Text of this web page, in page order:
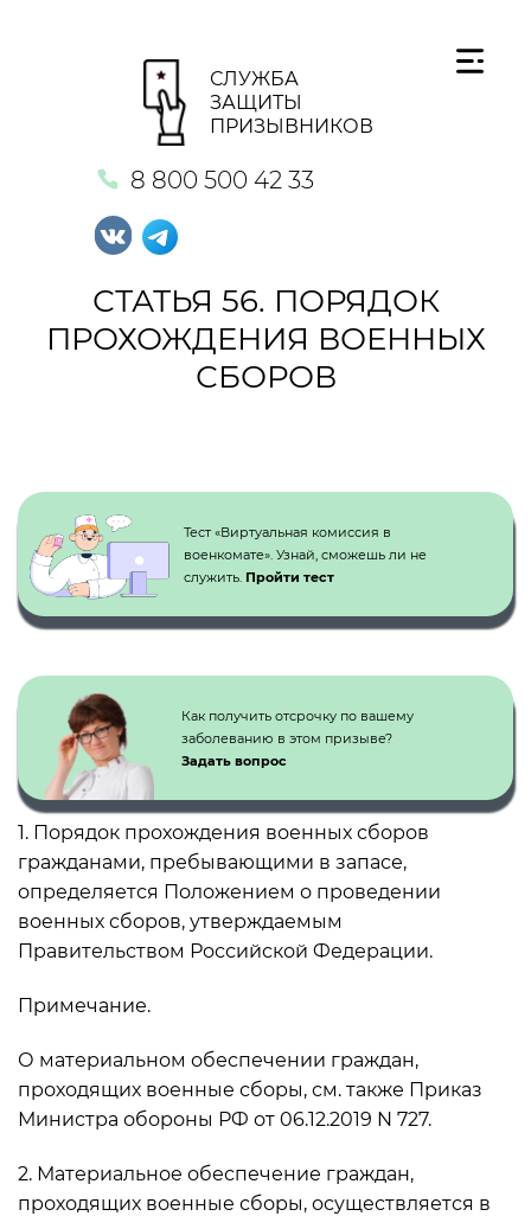
СЛУЖБА
ЗАЩИТЫ
ПРИЗЫВНИКОВ
8 800 500 42 33
СТАТЬЯ 56. ПОРЯДОК
ПРОХОЖДЕНИЯ ВОЕННЫХ
СБОРОВ
Тест «Виртуальная комиссия в
военкомате». Узнай, сможешь ли не
служить. Пройти тест
Как получить отсрочку по вашему
заболеванию в этом призыве?
Задать вопрос
1. Порядок прохождения военных сборов
гражданами, пребывающими в запасе,
определяется Положением о проведении
военных сборов, утверждаемым
Правительством Российской Федерации.
Примечание.
О материальном обеспечении граждан,
проходящих военные сборы, см. также Приказ
Министра обороны РФ от 06.12.2019 N 727.
2. Материальное обеспечение граждан,
проходящих военные сборы, осуществляется в